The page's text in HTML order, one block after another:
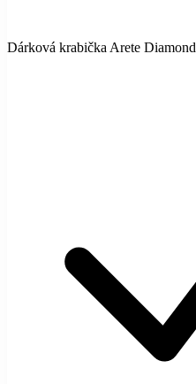
Dárková krabička Arete Diamond